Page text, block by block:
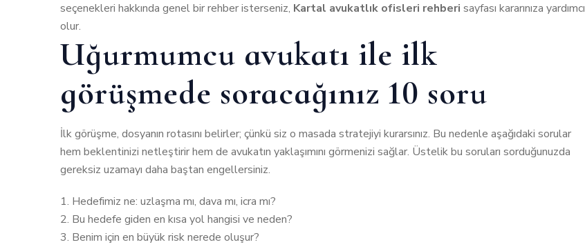
seçenekleri hakkında genel bir rehber isterseniz, Kartal avukatlık ofisleri rehberi sayfası kararınıza yardımcı
olur.
Uğurmumcu avukatı ile ilk
görüşmede soracağınız 10 soru
İlk görüşme, dosyanın rotasını belirler; çünkü siz o masada stratejiyi kurarsınız. Bu nedenle aşağıdaki sorular
hem beklentinizi netleştirir hem de avukatın yaklaşımını görmenizi sağlar. Üstelik bu soruları sorduğunuzda
gereksiz uzamayı daha baştan engellersiniz.
Hedefimiz ne: uzlaşma mı, dava mı, icra mı?
Bu hedefe giden en kısa yol hangisi ve neden?
Benim için en büyük risk nerede oluşur?